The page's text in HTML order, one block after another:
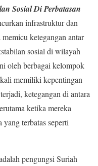
Sosial Di Perbatasan
infrastruktur dan
ketegangan antar
sosial di wilayah
oleh berbagai kelompok
memiliki kepentingan
ketegangan di antara
ketika mereka
yang terbatas seperti
pengungsi Suriah